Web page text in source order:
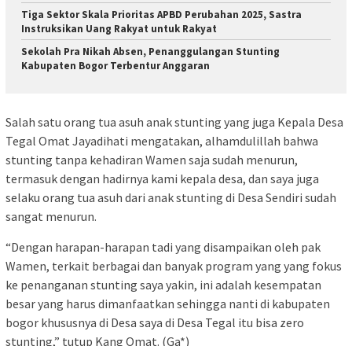
Tiga Sektor Skala Prioritas APBD Perubahan 2025, Sastra
Instruksikan Uang Rakyat untuk Rakyat
Sekolah Pra Nikah Absen, Penanggulangan Stunting
Kabupaten Bogor Terbentur Anggaran
Salah satu orang tua asuh anak stunting yang juga Kepala Desa
Tegal Omat Jayadihati mengatakan, alhamdulillah bahwa
stunting tanpa kehadiran Wamen saja sudah menurun,
termasuk dengan hadirnya kami kepala desa, dan saya juga
selaku orang tua asuh dari anak stunting di Desa Sendiri sudah
sangat menurun.
“Dengan harapan-harapan tadi yang disampaikan oleh pak
Wamen, terkait berbagai dan banyak program yang yang fokus
ke penanganan stunting saya yakin, ini adalah kesempatan
besar yang harus dimanfaatkan sehingga nanti di kabupaten
bogor khususnya di Desa saya di Desa Tegal itu bisa zero
stunting,” tutup Kang Omat. (Ga*)